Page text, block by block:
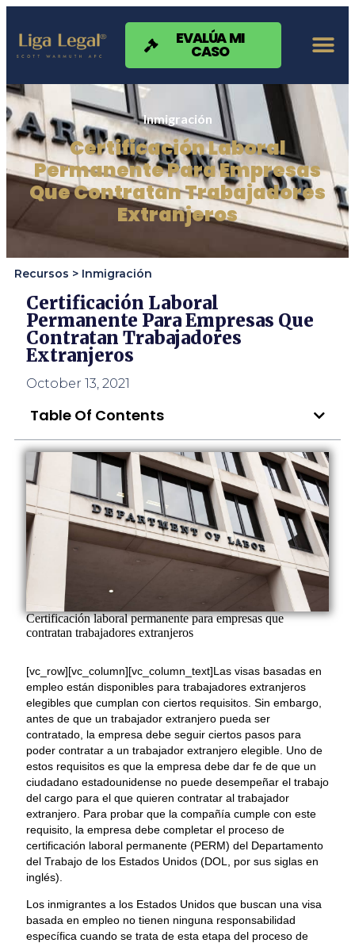
Nota:
sitio
web
sistema
de
accesibilidad.
EVALÚA MI
CASO
Inmigración
Certificación Laboral
Permanente Para Empresas
Que Contratan Trabajadores
Extranjeros
Recursos > Inmigración
Certificación Laboral
Permanente Para Empresas Que
Contratan Trabajadores
Extranjeros
October 13, 2021
Table Of Contents
Certificación laboral permanente para empresas que
contratan trabajadores extranjeros
[vc_row][vc_column][vc_column_text]Las visas basadas en
empleo están disponibles para trabajadores extranjeros
elegibles que cumplan con ciertos requisitos. Sin embargo,
antes de que un trabajador extranjero pueda ser
contratado, la empresa debe seguir ciertos pasos para
poder contratar a un trabajador extranjero elegible. Uno de
estos requisitos es que la empresa debe dar fe de que un
ciudadano estadounidense no puede desempeñar el trabajo
del cargo para el que quieren contratar al trabajador
extranjero. Para probar que la compañía cumple con este
requisito, la empresa debe completar el proceso de
certificación laboral permanente (PERM) del Departamento
del Trabajo de los Estados Unidos (DOL, por sus siglas en
inglés).
Los inmigrantes a los Estados Unidos que buscan una visa
basada en empleo no tienen ninguna responsabilidad
específica cuando se trata de esta etapa del proceso de